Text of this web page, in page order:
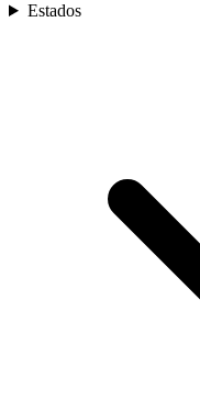
Estados